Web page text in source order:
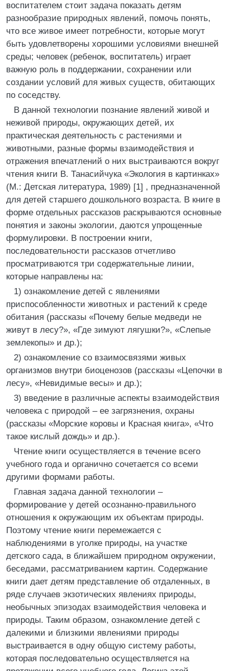
воспитателем стоит задача показать детям
разнообразие природных явлений, помочь понять,
что все живое имеет потребности, которые могут
быть удовлетворены хорошими условиями внешней
среды; человек (ребенок, воспитатель) играет
важную роль в поддержании, сохранении или
создании условий для живых существ, обитающих
по соседству.
В данной технологии познание явлений живой и
неживой природы, окружающих детей, их
практическая деятельность с растениями и
животными, разные формы взаимодействия и
отражения впечатлений о них выстраиваются вокруг
чтения книги В. Танасийчука «Экология в картинках»
(М.: Детская литература, 1989) [1] , предназначенной
для детей старшего дошкольного возраста. В книге в
форме отдельных рассказов раскрываются основные
понятия и законы экологии, даются упрощенные
формулировки. В построении книги,
последовательности рассказов отчетливо
просматриваются три содержательные линии,
которые направлены на:
1) ознакомление детей с явлениями
приспособленности животных и растений к среде
обитания (рассказы «Почему белые медведи не
живут в лесу?», «Где зимуют лягушки?», «Слепые
землекопы» и др.);
2) ознакомление со взаимосвязями живых
организмов внутри биоценозов (рассказы «Цепочки в
лесу», «Невидимые весы» и др.);
3) введение в различные аспекты взаимодействия
человека с природой – ее загрязнения, охраны
(рассказы «Морские коровы и Красная книга», «Что
такое кислый дождь» и др.).
Чтение книги осуществляется в течение всего
учебного года и органично сочетается со всеми
другими формами работы.
Главная задача данной технологии –
формирование у детей осознанно-правильного
отношения к окружающим их объектам природы.
Поэтому чтение книги перемежается с
наблюдениями в уголке природы, на участке
детского сада, в ближайшем природном окружении,
беседами, рассматриванием картин. Содержание
книги дает детям представление об отдаленных, в
ряде случаев экзотических явлениях природы,
необычных эпизодах взаимодействия человека и
природы. Таким образом, ознакомление детей с
далекими и близкими явлениями природы
выстраивается в одну общую систему работы,
которая последовательно осуществляется на